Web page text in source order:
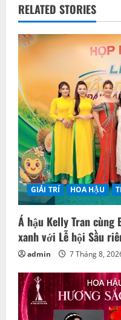
v
i
g
a
t
i
o
n
RELATED STORIES
GIẢI TRÍ HOA HẬU
Á hậu Kelly Tran
xanh với Lễ hội Sầu
admin 7 Tháng 8,